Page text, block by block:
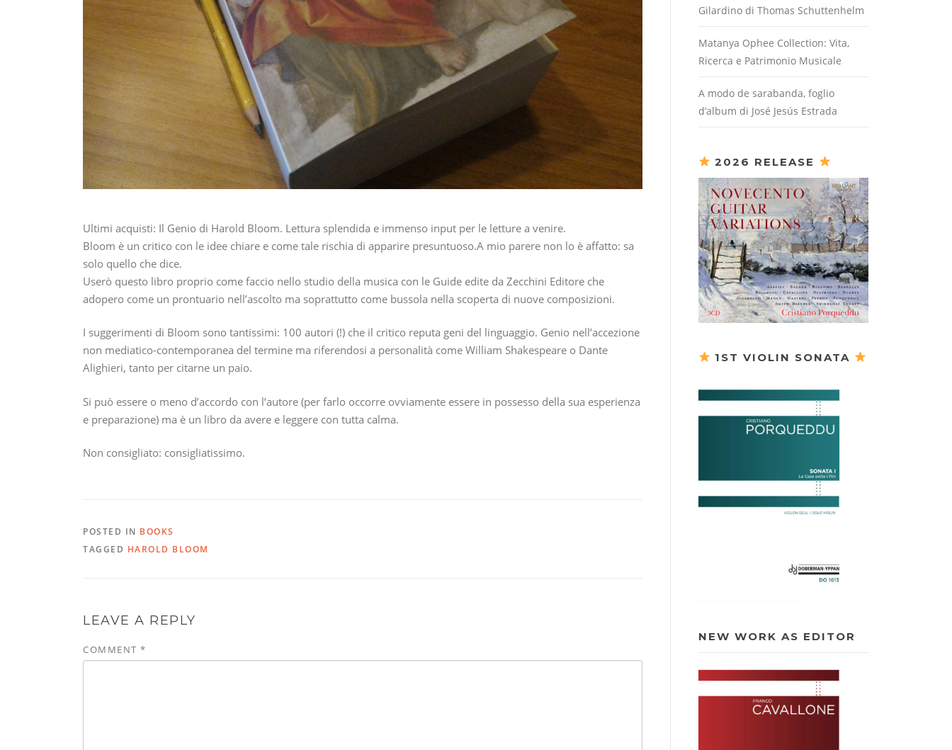
Ultimi acquisti: Il Genio di Harold Bloom. Lettura splendida e immenso input per le letture a venire.
Bloom è un critico con le idee chiare e come tale rischia di apparire presuntuoso.A mio parere non lo è affatto: sa
solo quello che dice.
Userò questo libro proprio come faccio nello studio della musica con le Guide edite da Zecchini Editore che
adopero come un prontuario nell’ascolto ma soprattutto come bussola nella scoperta di nuove composizioni.
I suggerimenti di Bloom sono tantissimi: 100 autori (!) che il critico reputa geni del linguaggio. Genio nell’accezione
non mediatico-contemporanea del termine ma riferendosi a personalità come William Shakespeare o Dante
Alighieri, tanto per citarne un paio.
Si può essere o meno d’accordo con l’autore (per farlo occorre ovviamente essere in possesso della sua esperienza
e preparazione) ma è un libro da avere e leggere con tutta calma.
Non consigliato: consigliatissimo.
POSTED IN BOOKS
TAGGED HAROLD BLOOM
LEAVE A REPLY
COMMENT *
Gilardino di Thomas Schuttenhelm
Matanya Ophee Collection: Vita,
Ricerca e Patrimonio Musicale
A modo de sarabanda, foglio
d’album di José Jesús Estrada
2026 RELEASE
1ST VIOLIN SONATA
NEW WORK AS EDITOR